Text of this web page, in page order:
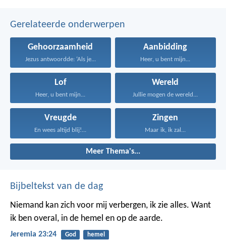
Gerelateerde onderwerpen
Gehoorzaamheid
Jezus antwoordde: ‘Als je...
Aanbidding
Heer, u bent mijn...
Lof
Heer, u bent mijn...
Wereld
Jullie mogen de wereld...
Vreugde
En wees altijd blij!...
Zingen
Maar ik, ik zal...
Meer Thema's...
Bijbeltekst van de dag
Niemand kan zich voor mij verbergen, ik zie alles. Want
ik ben overal, in de hemel en op de aarde.
Jeremia 23:24 God hemel